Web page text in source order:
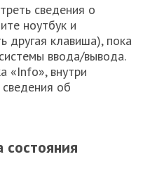
сведения о
ноутбук и
клавиша), пока
ввода/вывода.
«Info», внутри
об